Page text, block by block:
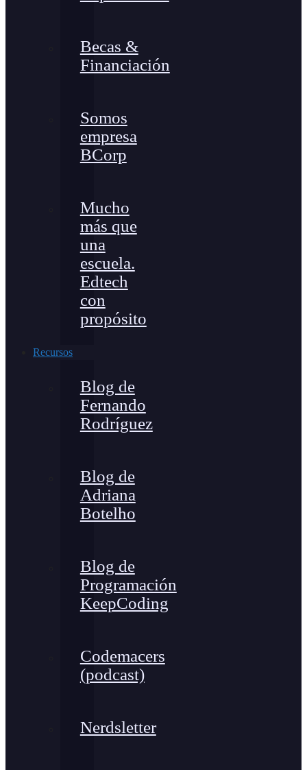
Becas &
Financiación
Somos
empresa
BCorp
Mucho
más que
una
escuela.
Edtech
con
propósito
Recursos
Blog de
Fernando
Rodríguez
Blog de
Adriana
Botelho
Blog de
Programación
KeepCoding
Codemacers
(podcast)
Nerdsletter